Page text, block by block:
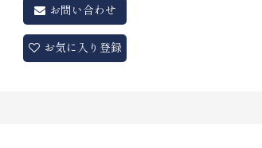
お問い合わせ
お気に入り登録